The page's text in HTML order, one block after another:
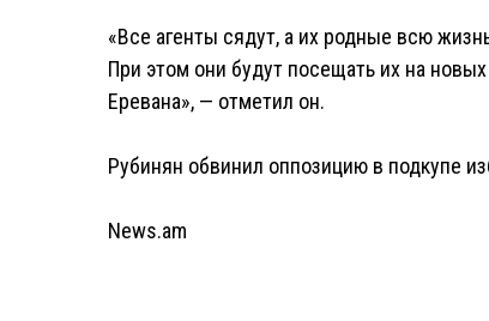
«Все агенты сядут, а их родные всю
При этом они будут посещать их на
Еревана», — отметил он.
Рубинян обвинил оппозицию в подкупе
News.am